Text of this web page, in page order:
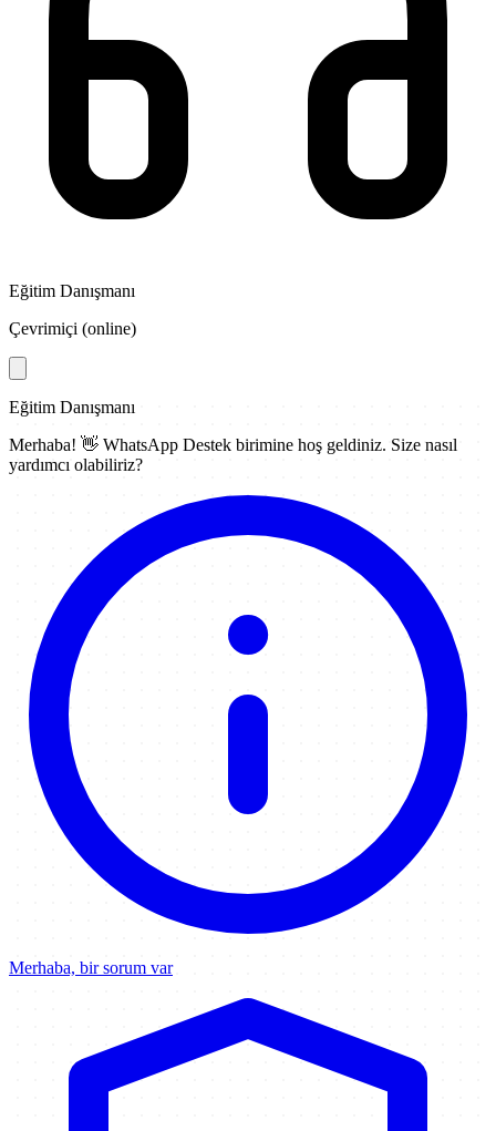
Eğitim Danışmanı
Çevrimiçi (online)
Eğitim Danışmanı
Merhaba! 👋 WhatsApp Destek birimine hoş geldiniz. Size nasıl
yardımcı olabiliriz?
Merhaba, bir sorum var